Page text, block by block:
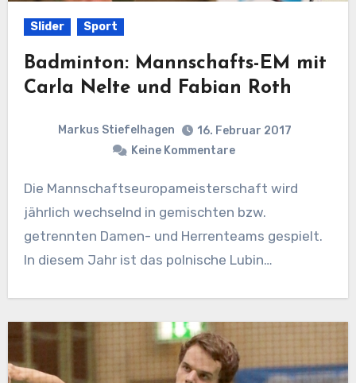
Slider Sport
Badminton: Mannschafts-EM mit
Carla Nelte und Fabian Roth
Markus Stiefelhagen
16. Februar 2017
Keine Kommentare
Die Mannschaftseuropameisterschaft wird
jährlich wechselnd in gemischten bzw.
getrennten Damen- und Herrenteams gespielt.
In diesem Jahr ist das polnische Lubin…